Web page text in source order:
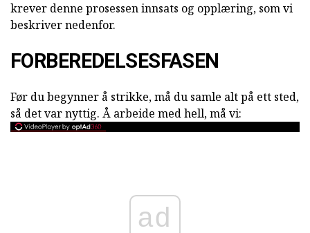
krever denne prosessen innsats og opplæring, som vi
beskriver nedenfor.
FORBEREDELSESFASEN
Før du begynner å strikke, må du samle alt på ett sted,
så det var nyttig. Å arbeide med hell, må vi:
ad